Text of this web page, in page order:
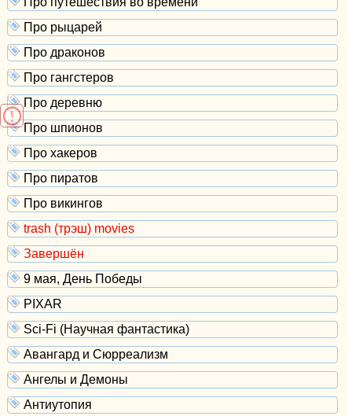
Про рыцарей
Про драконов
Про гангстеров
Про деревню
Про шпионов
Про хакеров
Про пиратов
Про викингов
trash (трэш) movies
Завершён
9 мая, День Победы
PIXAR
Sci-Fi (Научная фантастика)
Авангард и Сюрреализм
Ангелы и Демоны
Антиутопия